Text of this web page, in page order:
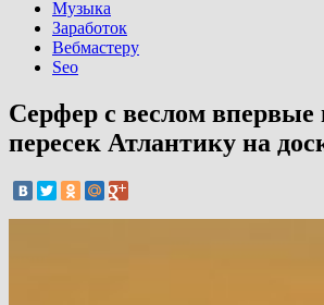
Музыка
Заработок
Вебмастеру
Seo
Серфер с веслом впервые
пересек Атлантику на